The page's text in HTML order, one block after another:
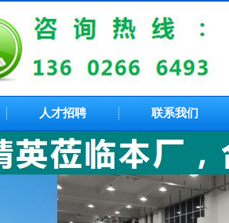
人才招聘 联系我们